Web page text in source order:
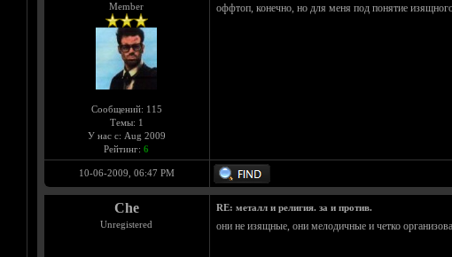
Member
Сообщений: 115
Темы: 1
У нас с: Aug 2009
Рейтинг: 6
оффтоп, конечно, но для меня под понятие
10-06-2009, 06:47 PM
Che
Unregistered
RE: металл и религия. за и против.
они не изящные, они мелодичные и четко